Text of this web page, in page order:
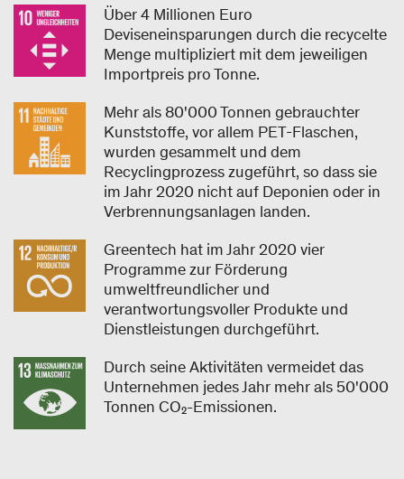
Über 4 Millionen Euro
Deviseneinsparungen durch die recycelte
Menge multipliziert mit dem jeweiligen
Importpreis pro Tonne.
Mehr als 80'000 Tonnen gebrauchter
Kunststoffe, vor allem PET-Flaschen,
wurden gesammelt und dem
Recyclingprozess zugeführt, so dass sie
im Jahr 2020 nicht auf Deponien oder in
Verbrennungsanlagen landen.
Greentech hat im Jahr 2020 vier
Programme zur Förderung
umweltfreundlicher und
verantwortungsvoller Produkte und
Dienstleistungen durchgeführt.
Durch seine Aktivitäten vermeidet das
Unternehmen jedes Jahr mehr als 50'000
Tonnen CO₂-Emissionen.